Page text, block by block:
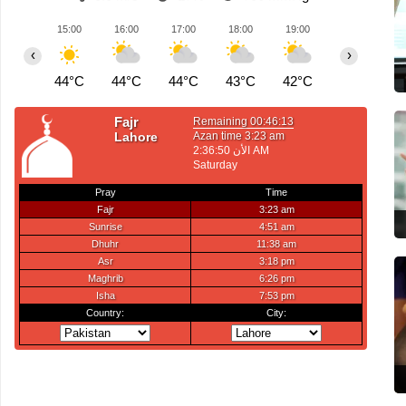
15:00
44°C
16:00
44°C
17:00
44°C
18:00
43°C
19:00
42°C
‹ ›